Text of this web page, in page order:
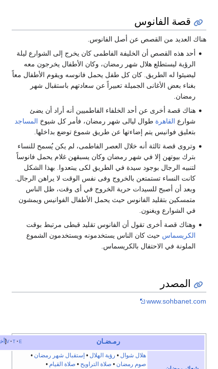
الفانوس
من القصص عن أصل الفانوس.
القصص أن الخليفة الفاطمى كان يخرج إلى الشوارع ليلة
ليستطلع هلال شهر رمضان، وكان الأطفال يخرجون معه
له الطريق. كان كل طفل يحمل فانوسه ويقوم الأطفال معاً
بعض الأغانى الجميلة تعبيراً عن سعادتهم باستقبال شهر
قصة أخرى عن أحد الخلفاء الفاطميين أنه أراد أن يضئ
القاهرةطوال ليالى شهر رمضان، فأمر كل شيوخالمساجد
فوانيس يتم إضاءتها عن طريق شموع توضع بداخلها.
قصة ثالثة أنه خلال العصر الفاطمى، لم يكن يُسمح للنساء
بيوتهن إلا في شهر رمضان وكان يسبقهن غلام يحمل فانوساً
الرجال بوجود سيدة في الطريق لكى يبتعدوا. بهذا الشكل
النساء تستمتعن بالخروج وفى نفس الوقت لا يراهن الرجال.
أن أصبح للسيدات حرية الخروج في أى وقت، ظل الناس
بتقليد الفانوس حيث يحمل الأطفال الفوانيس ويمشون
ويغنون.
قصة أخرى تقول أن الفانوس تقليد قبطى مرتبط بوقت
حيث كان الناس يستخدمونه ويستخدمون الشموع
في الاحتفال بالكريسماس.
رؤية الهلال • إستقبال شهر رمضان•
صوم رمضان
صلاة التراويح •صلاة القيام•